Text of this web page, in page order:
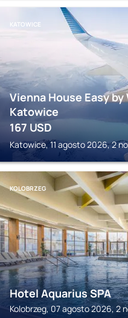
KATOWICE
Vienna House Easy by
Katowice
167 USD
Katowice, 11 agosto 2026, 2
KOLOBRZEG
Hotel Aquarius SPA
Kolobrzeg, 07 agosto 2026, 2